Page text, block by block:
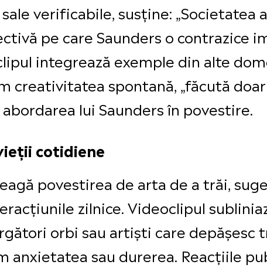
verificabile, susține: „Societatea
pe care Saunders o contrazice
integrează exemple din alte
creativitatea spontană, „făcută
lui Saunders în povestire.
cotidiene
povestirea de arta de a trăi,
zilnice. Videoclipul
orbi sau artiști care depășesc
anxietatea sau durerea. Reacțiile